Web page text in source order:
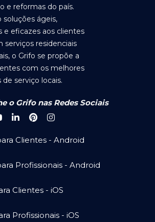
e reformas do país.
soluções ágeis,
e eficazes aos clientes
serviços residenciais
o Grifo se propõe a
com os melhores
serviço locais.
o Grifo nas Redes Sociais
Clientes - Android
Profissionais - Android
Clientes - iOS
Profissionais - iOS